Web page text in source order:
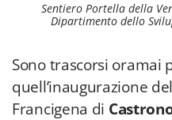
Sentiero Portella della
Dipartimento dello
Sono trascorsi oramai
quell’inaugurazione
Francigena di